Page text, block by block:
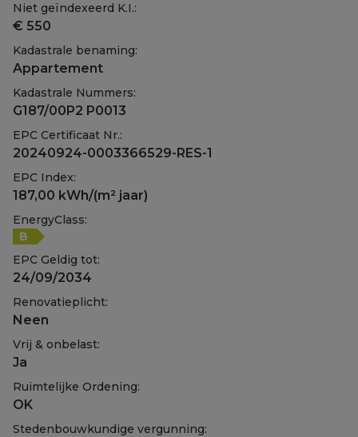
Niet geïndexeerd K.I.:
€ 550
Kadastrale benaming:
Appartement
Kadastrale Nummers:
G187/00P2 P0013
EPC Certificaat Nr.:
20240924-0003366529-RES-1
EPC Index:
187,00 kWh/(m² jaar)
EnergyClass:
B
EPC Geldig tot:
24/09/2034
Renovatieplicht:
Neen
Vrij & onbelast:
Ja
Ruimtelijke Ordening:
OK
Stedenbouwkundige vergunning: